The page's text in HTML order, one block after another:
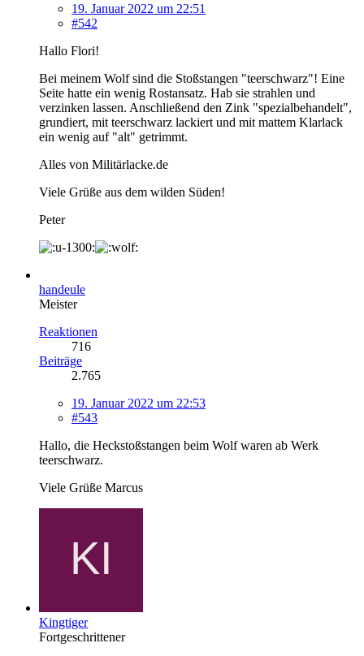
19. Januar 2022 um 22:51
#542
Hallo Flori!
Bei meinem Wolf sind die Stoßstangen "teerschwarz"! Eine
Seite hatte ein wenig Rostansatz. Hab sie strahlen und
verzinken lassen. Anschließend den Zink "spezialbehandelt",
grundiert, mit teerschwarz lackiert und mit mattem Klarlack
ein wenig auf "alt" getrimmt.
Alles von Militärlacke.de
Viele Grüße aus dem wilden Süden!
Peter
handeule
Meister
Reaktionen
716
Beiträge
2.765
19. Januar 2022 um 22:53
#543
Hallo, die Heckstoßstangen beim Wolf waren ab Werk
teerschwarz.
Viele Grüße Marcus
Kingtiger
Fortgeschrittener